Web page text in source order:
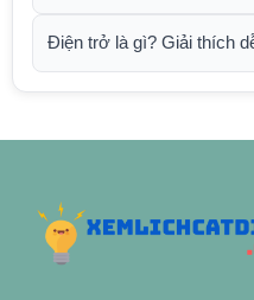
Điện trở là gì? Giải thích